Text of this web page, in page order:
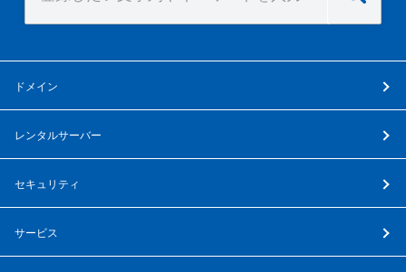
ドメイン
レンタルサーバー
セキュリティ
サービス